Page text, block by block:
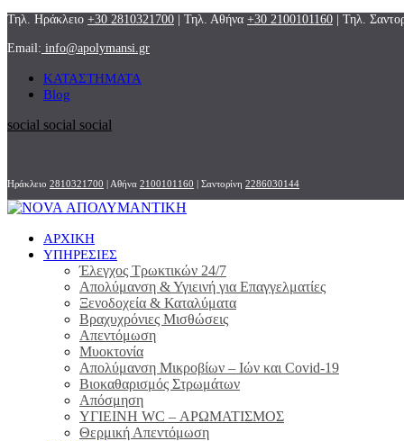
Τηλ. Ηράκλειο +30 2810321700 | Τηλ. Αθήνα +30 2100101160 | Τηλ.
Email: info@apolymansi.gr
ΚΑΤΑΣΤΗΜΑΤΑ
Blog
social social social
Ηράκλειο 2810321700 | Αθήνα 2100101160 | Σαντορίνη 2286030144
ΑΡΧΙΚΗ
ΥΠΗΡΕΣΙΕΣ
Έλεγχος Τρωκτικών 24/7
Απολύμανση & Υγιεινή για Επαγγελματίες
Ξενοδοχεία & Καταλύματα
Βραχυχρόνιες Μισθώσεις
Απεντόμωση
Μυοκτονία
Απολύμανση Μικροβίων – Ιών και Covid-19
Βιοκαθαρισμός Στρωμάτων
Απόσμηση
ΥΓΙΕΙΝΗ WC – ΑΡΩΜΑΤΙΣΜΟΣ
Θερμική Απεντόμωση